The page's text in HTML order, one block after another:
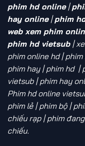
phim hd online|
hay online|phim
web xem phim
phim hd vietsub|
phim online hd| phim
phim hay | phim hd |
vietsub | phim hay
Phim hd online
phim lẻ | phim bộ |
chiếu rạp | phim đang
chiếu.